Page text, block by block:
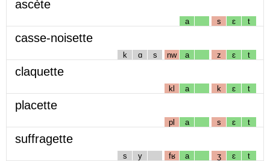
ascète
a s ɛ t
casse-noisette
k ɑ s nw a z ɛ t
claquette
kl a k ɛ t
placette
pl a s ɛ t
suffragette
s y fʁ a ʒ ɛ t